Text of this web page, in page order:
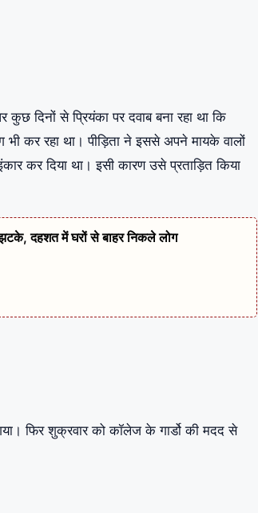
दिनों से प्रियंका पर दवाब बना रहा था कि
कर रहा था। पीड़िता ने इससे अपने मायके वालों
कर दिया था। इसी कारण उसे प्रताड़ित किया
दहशत में घरों से बाहर निकले लोग
फिर शुक्रवार को कॉलेज के गार्डो की मदद से